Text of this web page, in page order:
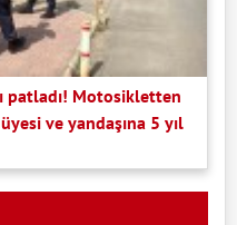
patladı! Motosikletten
ve yandaşına 5 yıl